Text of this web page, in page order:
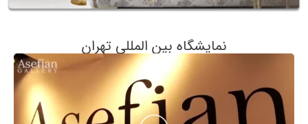
نمایشگاه بین المللی تهران